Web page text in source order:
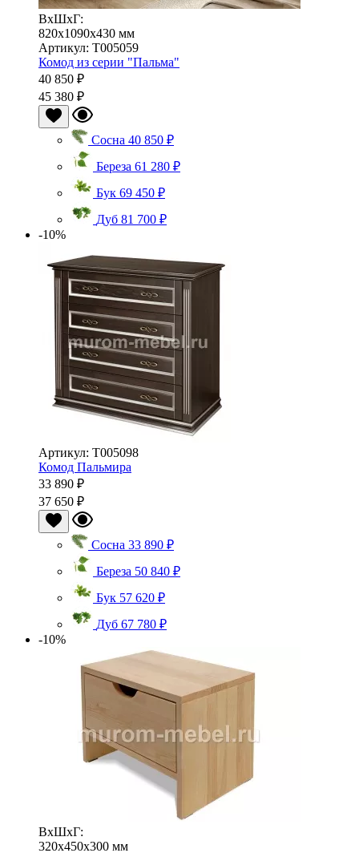
ВхШхГ:
820x1090x430 мм
Артикул: Т005059
Комод из серии "Пальма"
40 850 ₽
45 380 ₽
Сосна 40 850 ₽
Береза 61 280 ₽
Бук 69 450 ₽
Дуб 81 700 ₽
-10%
Артикул: Т005098
Комод Пальмира
33 890 ₽
37 650 ₽
Сосна 33 890 ₽
Береза 50 840 ₽
Бук 57 620 ₽
Дуб 67 780 ₽
-10%
ВхШхГ:
320x450x300 мм